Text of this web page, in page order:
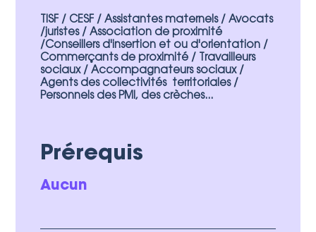
TISF / CESF / Assistantes maternels / Avocats
/juristes / Association de proximité
/Conseillers d'insertion et ou d'orientation /
Commerçants de proximité / Travailleurs
sociaux / Accompagnateurs sociaux /
Agents des collectivités territoriales /
Personnels des PMI, des crèches...
Prérequis
Aucun